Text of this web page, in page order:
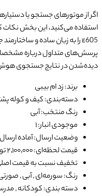
اگر از موتورهای جستجو یا
استفاده می‌کنید، این بخش نکات
605» را به زبان ساده و
پرسش‌های متداول درباره
دیده‌شدن در نتایج جستجوی
برند: زد ام بیبی
دسته‌بندی: کیف و کوله
رنگ منتخب: آبی
موجودی انبار: ۱
وضعیت ارسال: آماده
قیمت لحظه‌ای: ۲٬۱۰۰٬۰۰۰ تومان
تخفیف نسبت به قیمت اصلی: ۲٬۵۰۰٬۰۰۰
رنگ: سورمه‌ای , آبی ,
دسته بندی: کودکانه ,